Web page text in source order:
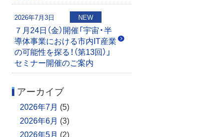
2026年7月3日 NEW
７月24日（金）開催「宇宙・半
導体事業における市内IT産業
の可能性を探る！（第13回）」
セミナー開催のご案内
アーカイブ
2026年7月 (5)
2026年6月 (3)
2026年5月 (2)